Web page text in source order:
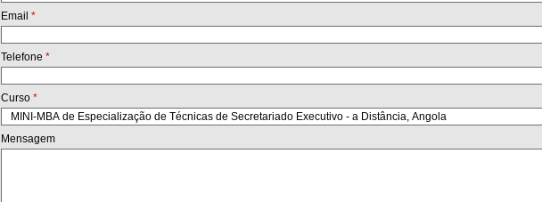
Email *
Telefone *
Curso *
Mensagem